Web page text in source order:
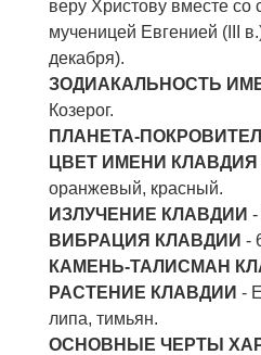
веру Христову вместе со
мученицей Евгенией (III
декабря).
ЗОДИАКАЛЬНОСТЬ
Козерог.
ПЛАНЕТА-
ЦВЕТ ИМЕНИ КЛАВДИЯ
оранжевый, красный.
ИЗЛУЧЕНИЕ КЛАВДИИ -
ВИБРАЦИЯ КЛАВДИИ -
КАМЕНЬ-ТАЛИСМАН
РАСТЕНИЕ КЛАВДИИ -
липа, тимьян.
ОСНОВНЫЕ ЧЕРТЫ